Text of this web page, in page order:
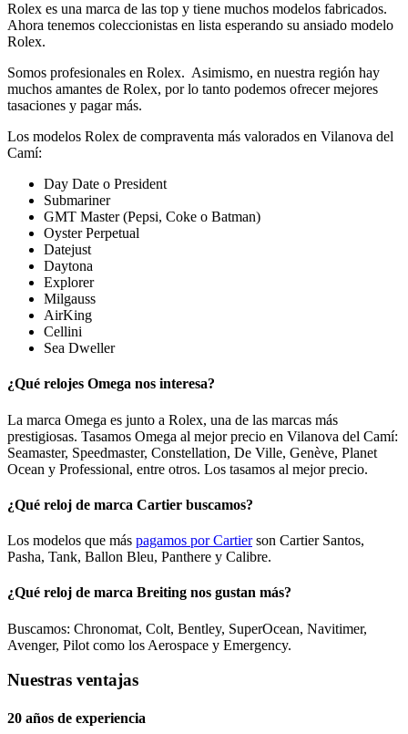
Rolex es una marca de las top y tiene muchos modelos fabricados.
Ahora tenemos coleccionistas en lista esperando su ansiado modelo
Rolex.
Somos profesionales en Rolex. Asimismo, en nuestra región hay
muchos amantes de Rolex, por lo tanto podemos ofrecer mejores
tasaciones y pagar más.
Los modelos Rolex de compraventa más valorados en Vilanova del
Camí:
Day Date o President
Submariner
GMT Master (Pepsi, Coke o Batman)
Oyster Perpetual
Datejust
Daytona
Explorer
Milgauss
AirKing
Cellini
Sea Dweller
¿Qué relojes Omega nos interesa?
La marca Omega es junto a Rolex, una de las marcas más
prestigiosas. Tasamos Omega al mejor precio en Vilanova del Camí:
Seamaster, Speedmaster, Constellation, De Ville, Genève, Planet
Ocean y Professional, entre otros. Los tasamos al mejor precio.
¿Qué reloj de marca Cartier buscamos?
Los modelos que más pagamos por Cartierson Cartier Santos,
Pasha, Tank, Ballon Bleu, Panthere y Calibre.
¿Qué reloj de marca Breiting nos gustan más?
Buscamos: Chronomat, Colt, Bentley, SuperOcean, Navitimer,
Avenger, Pilot como los Aerospace y Emergency.
Nuestras ventajas
20 años de experiencia